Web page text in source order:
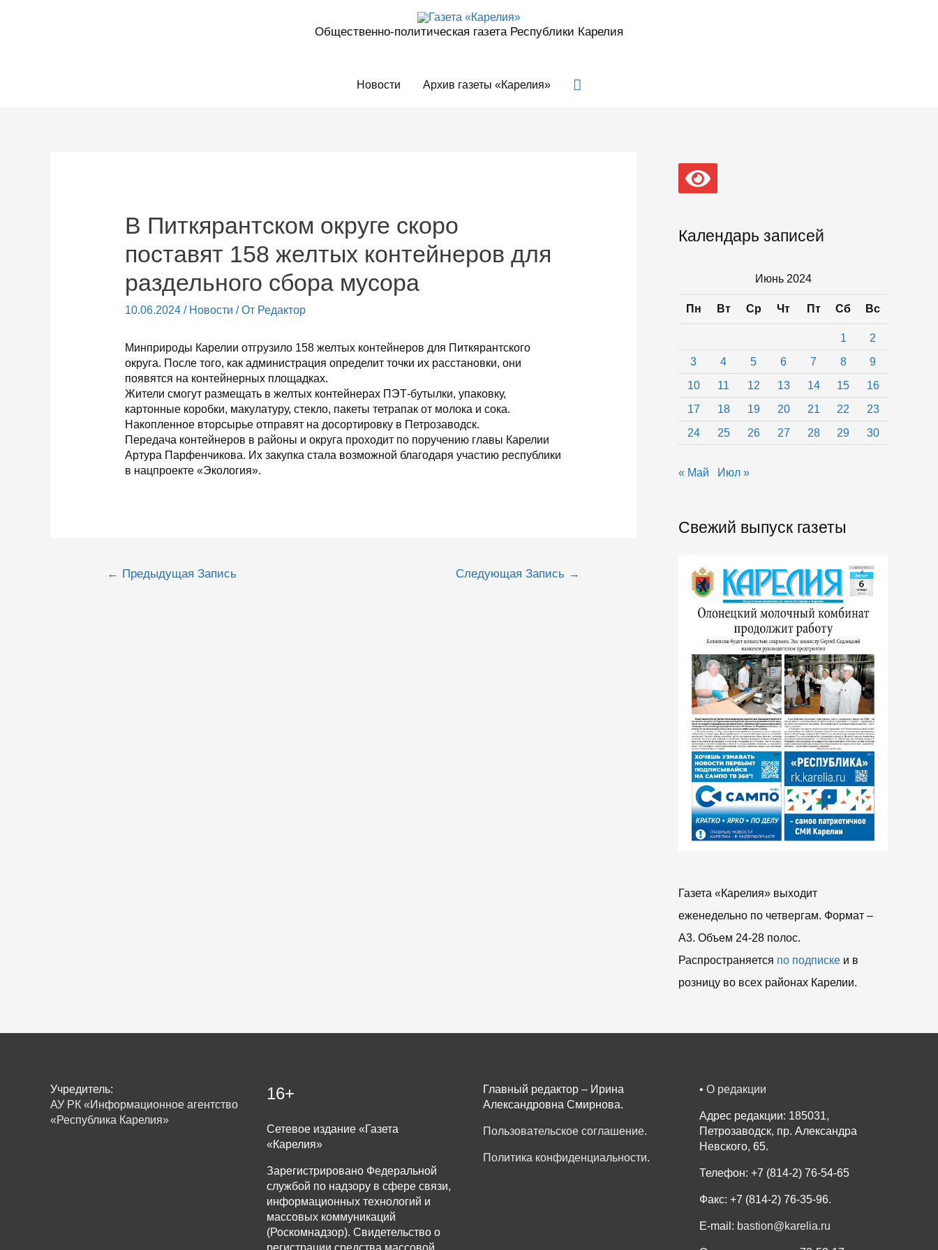
Общественно-политическая газета Республики Карелия
Новости Архив газеты «Карелия» Поиск
В Питкярантском округе скоро
поставят 158 желтых контейнеров для
раздельного сбора мусора
10.06.2024/ Новости / От Редактор
Минприроды Карелии отгрузило 158 желтых контейнеров для Питкярантского
округа. После того, как администрация определит точки их расстановки, они
появятся на контейнерных площадках.
Жители смогут размещать в желтых контейнерах ПЭТ-бутылки, упаковку,
картонные коробки, макулатуру, стекло, пакеты тетрапак от молока и сока.
Накопленное вторсырье отправят на досортировку в Петрозаводск.
Передача контейнеров в районы и округа проходит по поручению главы Карелии
Артура Парфенчикова. Их закупка стала возможной благодаря участию республики
в нацпроекте «Экология».
Навигация
← Предыдущая Запись Следующая Запись →
Календарь записей
Июнь 2024
Пн Вт Ср Чт Пт Сб Вс
1
2
3
4 5 6 7 8
9
10
11 12 13 14 15
16
17
18 19 20 21 22
23
24
25 26 27 28 29 30
« Май Июл »
Свежий выпуск газеты
Газета «Карелия» выходит
еженедельно по четвергам. Формат –
A3. Объем 24-28 полос.
Распространяется по подписке и в
розницу во всех районах Карелии.
Учредитель:
АУ РК «Информационное агентство
«Республика Карелия»
16+
Сетевое издание «Газета
«Карелия»
Зарегистрировано Федеральной
службой по надзору в сфере связи,
информационных технологий и
массовых коммуникаций
(Роскомнадзор). Свидетельство о
регистрации средства массовой
Главный редактор – Ирина
Александровна Смирнова.
Пользовательское соглашение.
Политика конфиденциальности.
• О редакции
Адрес редакции: 185031,
Петрозаводск, пр. Александра
Невского, 65.
Телефон: +7 (814-2) 76-54-65
Факс: +7 (814-2) 76-35-96.
E-mail: bastion@karelia.ru